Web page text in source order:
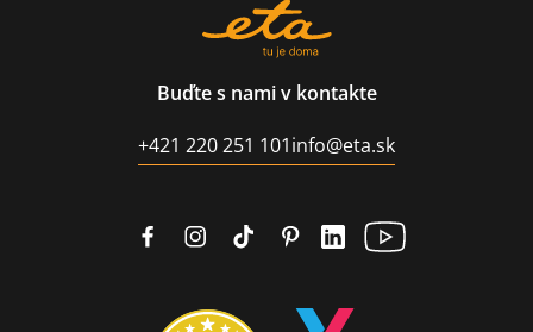
Buďte s nami v kontakte
+421 220 251 101info@eta.sk